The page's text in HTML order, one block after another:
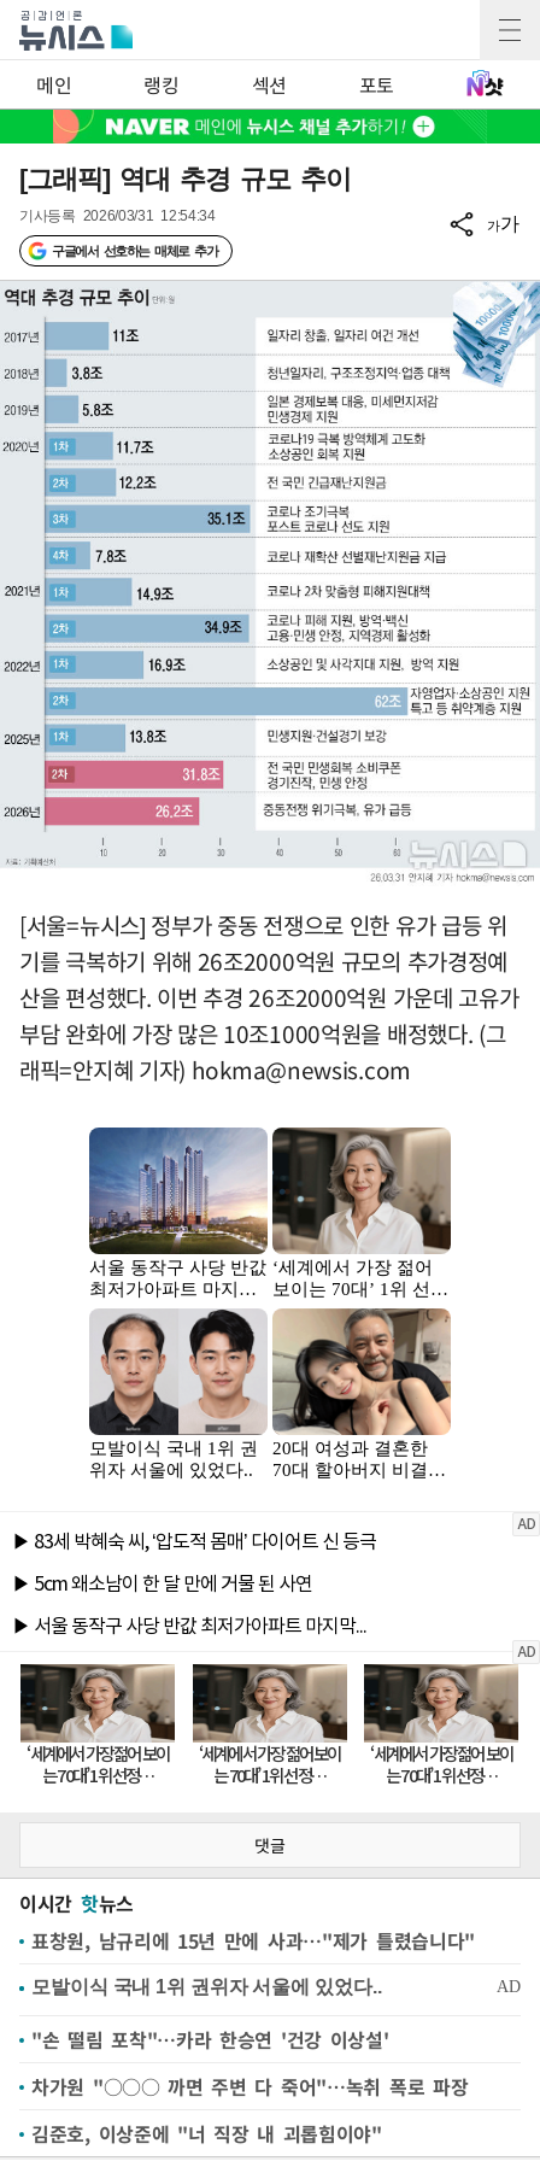
메인 랭킹 섹션 포토
[그래픽] 역대 추경 규모 추이
기사등록 2026/03/31 12:54:34
구글에서 선호하는 매체로 추가
가가
[서울=뉴시스] 정부가 중동 전쟁으로 인한 유가 급등 위
기를 극복하기 위해 26조2000억원 규모의 추가경정예
산을 편성했다. 이번 추경 26조2000억원 가운데 고유가
부담 완화에 가장 많은 10조1000억원을 배정했다. (그
래픽=안지혜 기자) hokma@newsis.com
댓글
이시간 핫뉴스
표창원, 남규리에 15년 만에 사과…"제가 틀렸습니다"
"손 떨림 포착"…카라 한승연 '건강 이상설'
차가원 "○○○ 까면 주변 다 죽어"…녹취 폭로 파장
김준호, 이상준에 "너 직장 내 괴롭힘이야"